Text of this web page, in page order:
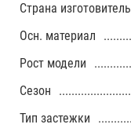
Страна изготовитель
Осн. материал
Рост модели
Сезон
Тип застежки